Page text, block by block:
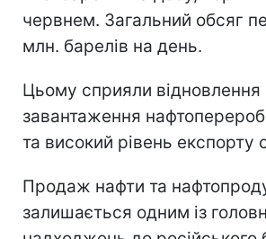
червнем. Загальний обсяг
млн. барелів на день.
Цьому сприяли відновлення
завантаження
та високий рівень експорту
Продаж нафти та
залишається одним із